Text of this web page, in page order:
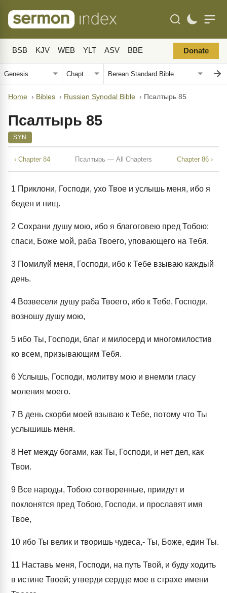
BSB KJV WEB YLT ASV BBE Donate
Home › Bibles › Russian Synodal Bible › Псалтырь 85
Псалтырь 85
SYN
‹ Chapter 84 Псалтырь — All Chapters Chapter 86 ›
1 Приклони, Господи, ухо Твое и услышь меня, ибо я
беден и нищ.
2 Сохрани душу мою, ибо я благоговею пред Тобою;
спаси, Боже мой, раба Твоего, уповающего на Тебя.
3 Помилуй меня, Господи, ибо к Тебе взываю каждый
день.
4 Возвесели душу раба Твоего, ибо к Тебе, Господи,
возношу душу мою,
5 ибо Ты, Господи, благ и милосерд и многомилостив
ко всем, призывающим Тебя.
6 Услышь, Господи, молитву мою и внемли гласу
моления моего.
7 В день скорби моей взываю к Тебе, потому что Ты
услышишь меня.
8 Нет между богами, как Ты, Господи, и нет дел, как
Твои.
9 Все народы, Тобою сотворенные, приидут и
поклонятся пред Тобою, Господи, и прославят имя
Твое,
10 ибо Ты велик и творишь чудеса,- Ты, Боже, един Ты.
11 Наставь меня, Господи, на путь Твой, и буду ходить
в истине Твоей; утверди сердце мое в страхе имени